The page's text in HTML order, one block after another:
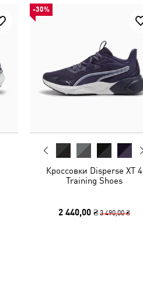
-30%
Кроссовки Disperse XT 4
Training Shoes
2 440,00 ₴ 3 490,00 ₴